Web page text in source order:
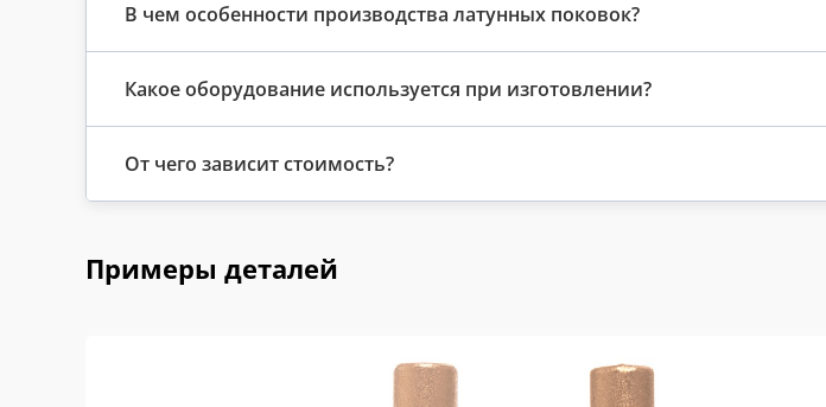
В чем особенности производства латунных поковок?
Какое оборудование используется при изготовлении?
От чего зависит стоимость?
Примеры деталей